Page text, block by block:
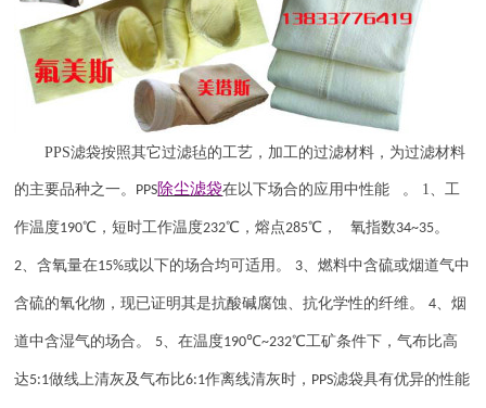
PPS滤袋按照其它过滤毡的工艺，加工的过滤材料，为过滤材料
的主要品种之一。 PPS除尘滤袋在以下场合的应用中性能 。 1、工
作温度190℃，短时工作温度232℃，熔点285℃， 氧指数34~35。
2、含氧量在15%或以下的场合均可适用。 3、燃料中含硫或烟道气中
含硫的氧化物，现已证明其是抗酸碱腐蚀、抗化学性的纤维。4、烟
道中含湿气的场合。 5、在温度190℃~232℃工矿条件下，气布比高
达5:1做线上清灰及气布比6:1作离线清灰时， PPS滤袋具有优异的性能